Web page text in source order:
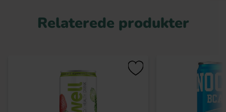
Relaterede produkter